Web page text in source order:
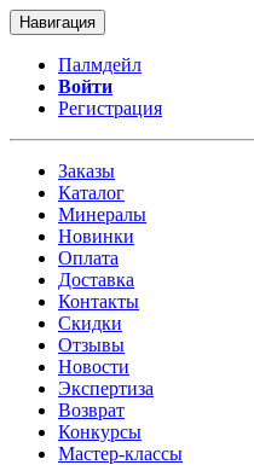
Навигация
Палмдейл
Войти
Регистрация
Заказы
Каталог
Минералы
Новинки
Оплата
Доставка
Контакты
Скидки
Отзывы
Новости
Экспертиза
Возврат
Конкурсы
Мастер-классы